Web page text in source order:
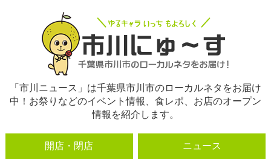
「市川ニュース」は千葉県市川市のローカルネタをお届け
中！お祭りなどのイベント情報、食レポ、お店のオープン
情報を紹介します。
開店・閉店 ニュース